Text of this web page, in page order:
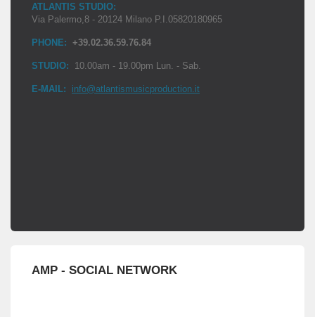
ATLANTIS STUDIO:
Via Palermo,8 - 20124 Milano P.I.05820180965
PHONE: +39.02.36.59.76.84
STUDIO: 10.00am - 19.00pm Lun. - Sab.
E-MAIL: info@atlantismusicproduction.it
AMP - SOCIAL NETWORK